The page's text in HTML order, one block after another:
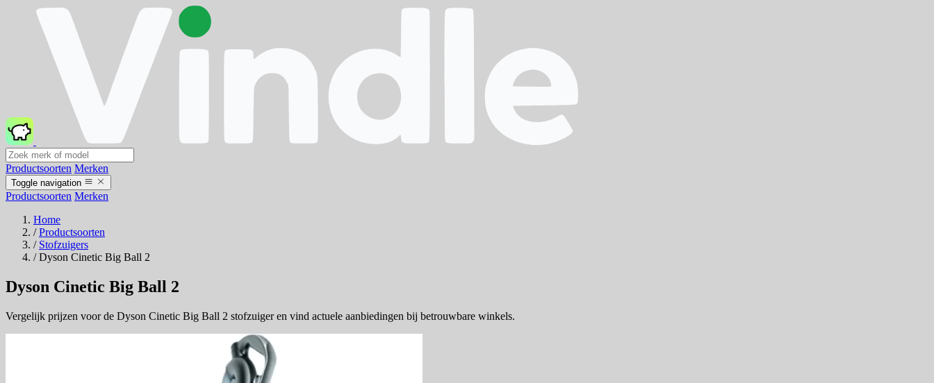
Productsoorten Merken
Toggle navigation
Productsoorten Merken
Home
/ Productsoorten
/ Stofzuigers
/ Dyson Cinetic Big Ball 2
Dyson Cinetic Big Ball 2
Vergelijk prijzen voor de Dyson Cinetic Big Ball 2 stofzuiger en vind actuele aanbiedingen bij betrouwbare winkels.